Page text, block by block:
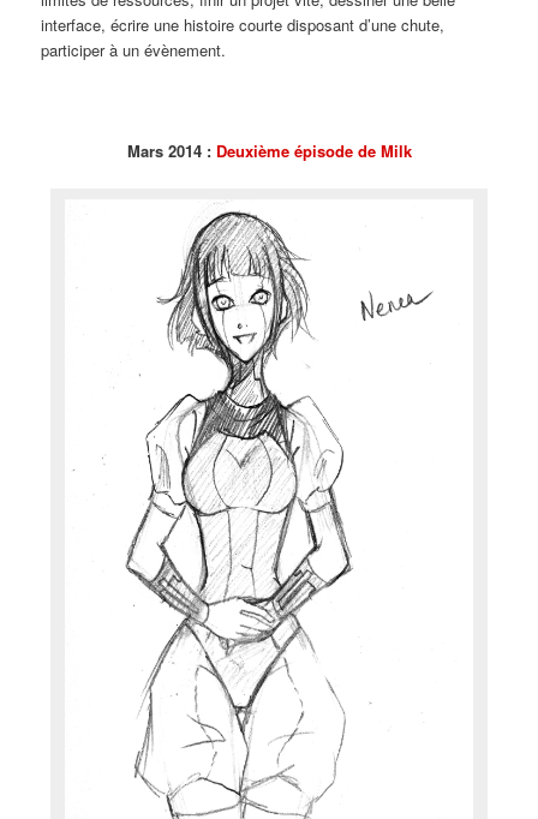
interface, écrire une histoire courte disposant d’une chute,
participer à un évènement.
Mars 2014 : Deuxième épisode de Milk